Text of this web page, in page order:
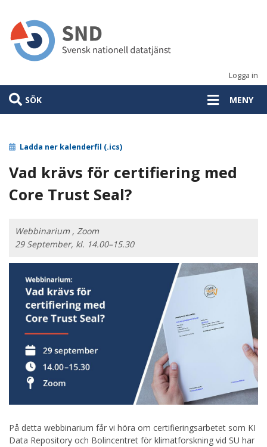
huvudinnehåll
Logga in
SÖK MENY
Ladda ner kalenderfil (.ics)
Vad krävs för certifiering med
Core Trust Seal?
Webbinarium , Zoom
29 September, kl. 14.00–15.30
På detta webbinarium får vi höra om certifieringsarbetet som KI
Data Repository och Bolincentret för klimatforskning vid SU har